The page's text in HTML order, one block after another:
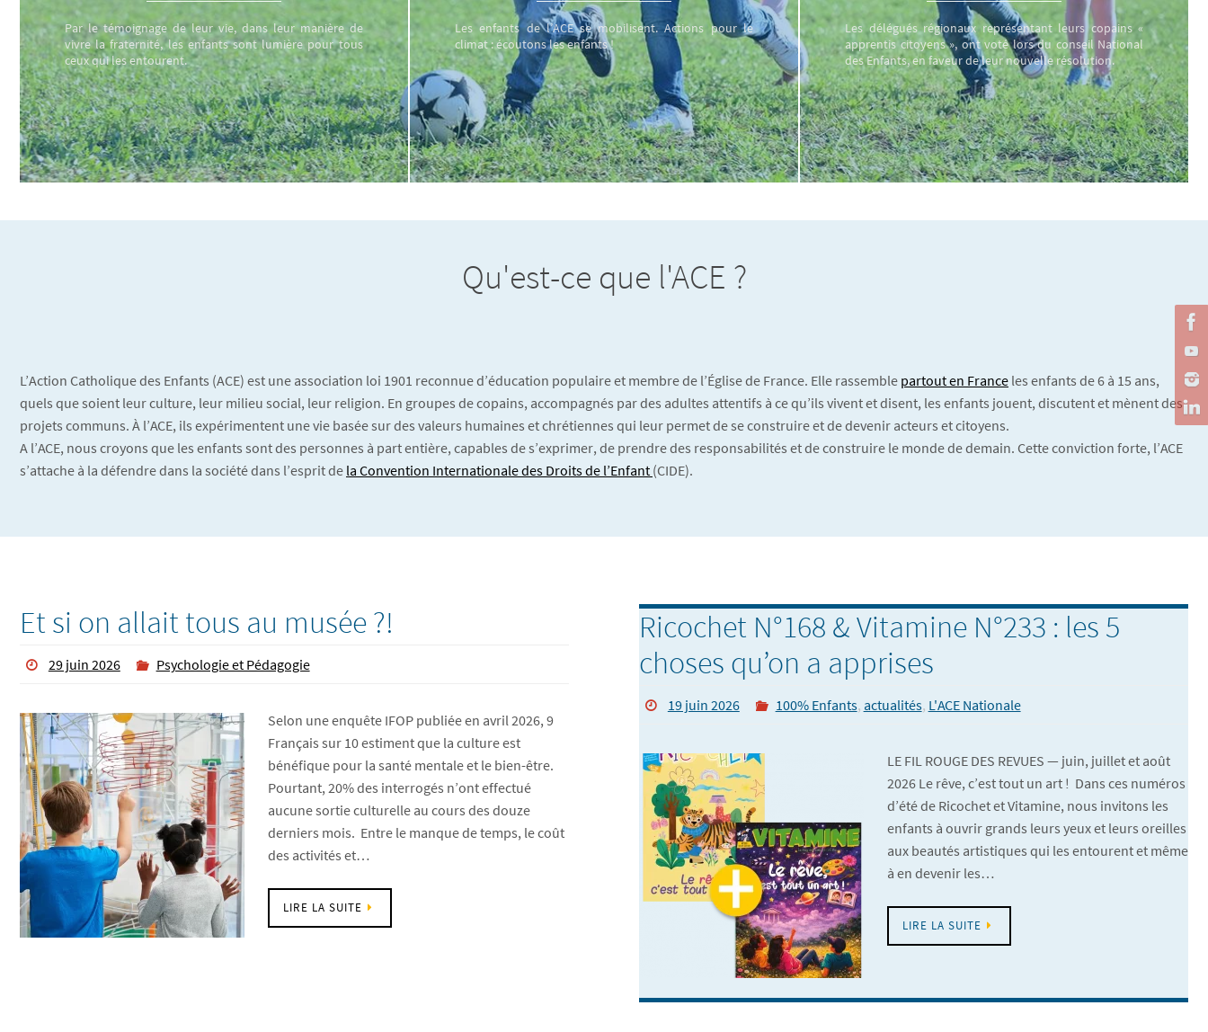
Par le témoignage de leur vie, dans leur manière de
vivre la fraternité, les enfants sont lumière pour tous
ceux qui les entourent.
Les enfants de l’ACE se mobilisent. Actions pour le
climat : écoutons les enfants !
Les délégués régionaux représentant leurs copains «
apprentis citoyens », ont voté lors du conseil National
des Enfants, en faveur de leur nouvelle résolution.
Qu'est-ce que l'ACE ?
L’Action Catholique des Enfants (ACE) est une association loi 1901 reconnue d’éducation populaire et membre de l’Église de France. Elle rassemble partout en France les enfants de 6 à 15 ans,
quels que soient leur culture, leur milieu social, leur religion. En groupes de copains, accompagnés par des adultes attentifs à ce qu’ils vivent et disent, les enfants jouent, discutent et mènent des
projets communs. À l’ACE, ils expérimentent une vie basée sur des valeurs humaines et chrétiennes qui leur permet de se construire et de devenir acteurs et citoyens.
A l’ACE, nous croyons que les enfants sont des personnes à part entière, capables de s’exprimer, de prendre des responsabilités et de construire le monde de demain. Cette conviction forte, l’ACE
s’attache à la défendre dans la société dans l’esprit de la Convention Internationale des Droits de l’Enfant (CIDE).
Et si on allait tous au musée ?!
29 juin 2026 Psychologie et Pédagogie
Selon une enquête IFOP publiée en avril 2026, 9
Français sur 10 estiment que la culture est
bénéfique pour la santé mentale et le bien-être.
Pourtant, 20% des interrogés n’ont effectué
aucune sortie culturelle au cours des douze
derniers mois. Entre le manque de temps, le coût
des activités et…
LIRE LA SUITE
Ricochet N°168 & Vitamine N°233 : les 5
choses qu’on a apprises
19 juin 2026 100% Enfants, actualités, L'ACE Nationale
LE FIL ROUGE DES REVUES — juin, juillet et août
2026 Le rêve, c’est tout un art ! Dans ces numéros
d’été de Ricochet et Vitamine, nous invitons les
enfants à ouvrir grands leurs yeux et leurs oreilles
aux beautés artistiques qui les entourent et même
à en devenir les…
LIRE LA SUITE